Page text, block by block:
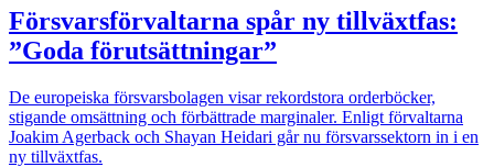
Försvarsförvaltarna spår ny tillväxtfas:
”Goda förutsättningar”
De europeiska försvarsbolagen visar rekordstora orderböcker,
stigande omsättning och förbättrade marginaler. Enligt förvaltarna
Joakim Agerback och Shayan Heidari går nu försvarssektorn in i en
ny tillväxtfas.